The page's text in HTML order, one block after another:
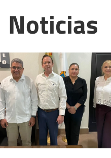
Noticias